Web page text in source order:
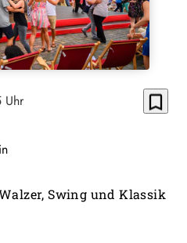
Uhr bookmark_border
Swing und Klassik